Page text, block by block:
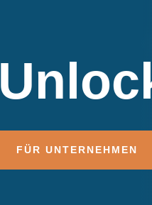
FÜR UNTERNEHMEN